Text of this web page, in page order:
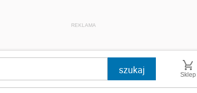
REKLAMA
Sklep